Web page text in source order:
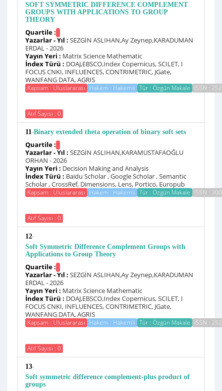
SOFT SYMMETRIC DIFFERENCE COMPLEMENT
GROUPS WITH APPLICATIONS TO GROUP
THEORY
Quartile :
Yazarlar - Yıl : SEZGİN ASLIHAN,Ay Zeynep,KARADUMAN
ERDAL - 2026
Yayın Yeri : Matrix Science Mathematic
İndex Türü : DOAJ,EBSCO,Index Copernicus, SCILET, I
FOCUS CNKI, INFLUENCES, CONTRIMETRIC, JGate,
WANFANG DATA, AGRIS
Kapsam : Uluslararası Hakem : Hakemli Tür : Özgün Makale ISSN :
Atıf Sayısı : 0
11-Binary extended theta operation of binary soft sets
Quartile :
Yazarlar - Yıl : SEZGİN ASLIHAN,KARAMUSTAFAOĞLU
ORHAN - 2026
Yayın Yeri : Decision Making and Analysis
İndex Türü : Baidu Scholar , Google Scholar , Semantic
Scholar , CrossRef, Dimensions, Lens, Portico, Europub
Kapsam : Uluslararası Hakem : Hakemli Tür : Özgün Makale ISSN :
Atıf Sayısı : 0
12-
Soft Symmetric Difference Complement Groups with
Applications to Group Theory
Quartile :
Yazarlar - Yıl : SEZGİN ASLIHAN,Ay Zeynep,KARADUMAN
ERDAL - 2026
Yayın Yeri : Matrix Science Mathematic
İndex Türü : DOAJ,EBSCO,Index Copernicus, SCILET, I
FOCUS CNKI, INFLUENCES, CONTRIMETRIC, JGate,
WANFANG DATA, AGRIS
Kapsam : Uluslararası Hakem : Hakemli Tür : Özgün Makale ISSN :
Atıf Sayısı : 0
13-
Soft symmetric difference complement-plus product of
groups